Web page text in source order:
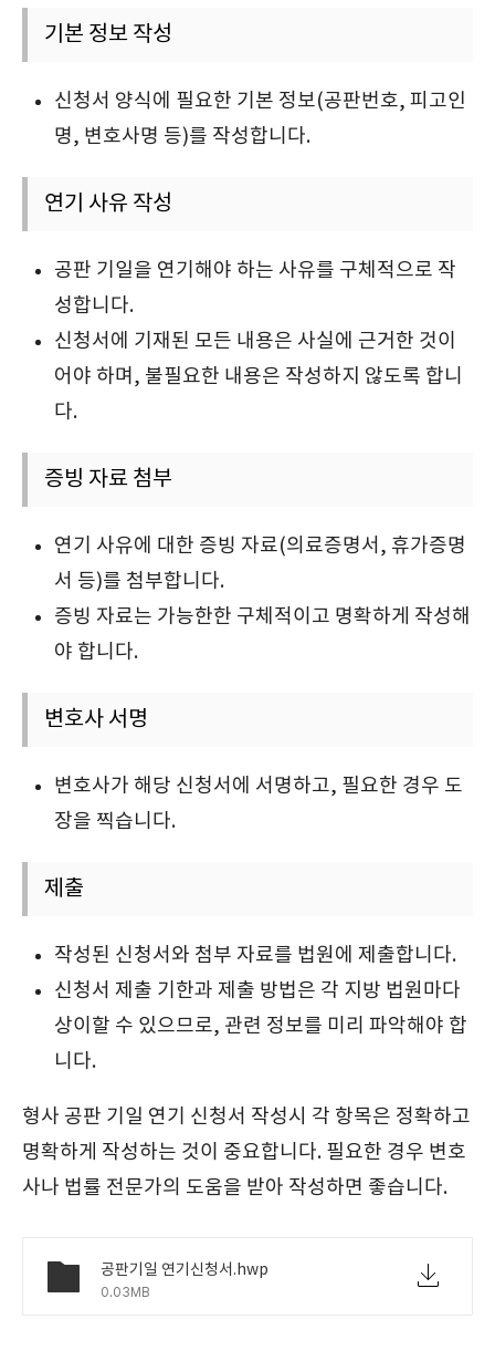
기본 정보 작성
신청서 양식에 필요한 기본 정보(공판번호, 피고인
명, 변호사명 등)를 작성합니다.
연기 사유 작성
공판 기일을 연기해야 하는 사유를 구체적으로 작
성합니다.
신청서에 기재된 모든 내용은 사실에 근거한 것이
어야 하며, 불필요한 내용은 작성하지 않도록 합니
다.
증빙 자료 첨부
연기 사유에 대한 증빙 자료(의료증명서, 휴가증명
서 등)를 첨부합니다.
증빙 자료는 가능한한 구체적이고 명확하게 작성해
야 합니다.
변호사 서명
변호사가 해당 신청서에 서명하고, 필요한 경우 도
장을 찍습니다.
제출
작성된 신청서와 첨부 자료를 법원에 제출합니다.
신청서 제출 기한과 제출 방법은 각 지방 법원마다
상이할 수 있으므로, 관련 정보를 미리 파악해야 합
니다.
형사 공판 기일 연기 신청서 작성시 각 항목은 정확하고
명확하게 작성하는 것이 중요합니다. 필요한 경우 변호
사나 법률 전문가의 도움을 받아 작성하면 좋습니다.
공판기일 연기신청서.hwp
0.03MB